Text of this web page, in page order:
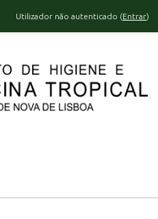
Utilizador não autenticado (Entrar)